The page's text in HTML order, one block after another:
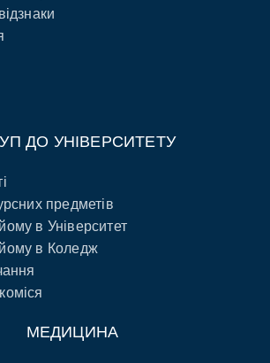
ДО УНІВЕРСИТЕТУ
предметів
в Університет
в Коледж
МЕДИЦИНА